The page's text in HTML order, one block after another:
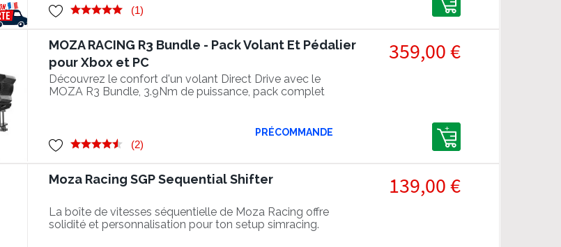
(1)
MOZA RACING R3 Bundle - Pack Volant Et Pédalier
pour Xbox et PC
Découvrez le confort d'un volant Direct Drive avec le
MOZA R3 Bundle, 3.9Nm de puissance, pack complet
359,00 €
(2)
PRÉCOMMANDE
Moza Racing SGP Sequential Shifter
La boîte de vitesses séquentielle de Moza Racing offre
solidité et personnalisation pour ton setup simracing.
139,00 €